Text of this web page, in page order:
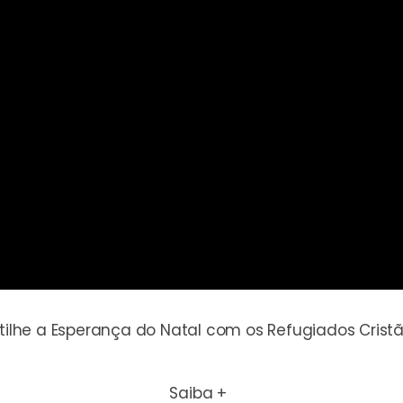
a Esperança do Natal com os Refugiados
Saiba +